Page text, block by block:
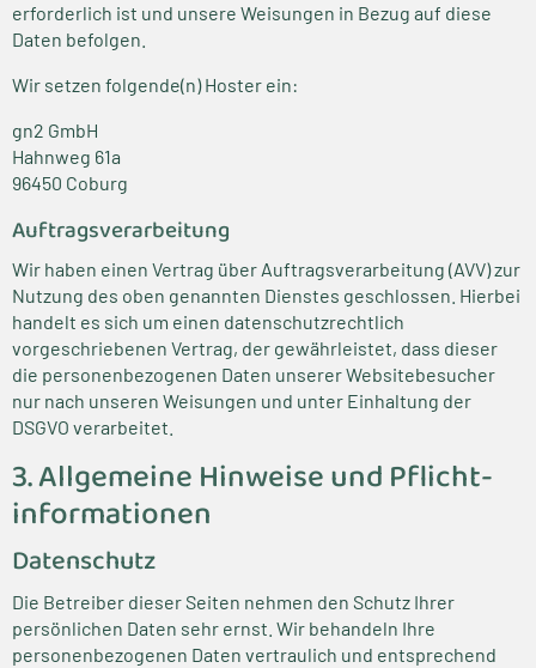
erforderlich ist und unsere Weisungen in Bezug auf diese
Daten befolgen.
Wir setzen folgende(n) Hoster ein:
gn2 GmbH
Hahnweg 61a
96450 Coburg
Auftragsverarbeitung
Wir haben einen Vertrag über Auftragsverarbeitung (AVV) zur
Nutzung des oben genannten Dienstes geschlossen. Hierbei
handelt es sich um einen datenschutzrechtlich
vorgeschriebenen Vertrag, der gewährleistet, dass dieser
die personenbezogenen Daten unserer Websitebesucher
nur nach unseren Weisungen und unter Einhaltung der
DSGVO verarbeitet.
3. Allgemeine Hinweise und Pflicht­
informationen
Datenschutz
Die Betreiber dieser Seiten nehmen den Schutz Ihrer
persönlichen Daten sehr ernst. Wir behandeln Ihre
personenbezogenen Daten vertraulich und entsprechend